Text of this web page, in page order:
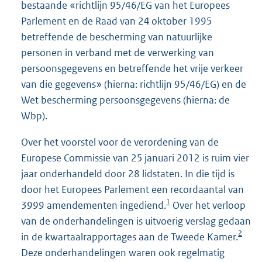
bestaande «richtlijn 95/46/EG van het Europees
Parlement en de Raad van 24 oktober 1995
betreffende de bescherming van natuurlijke
personen in verband met de verwerking van
persoonsgegevens en betreffende het vrije verkeer
van die gegevens» (hierna: richtlijn 95/46/EG) en de
Wet bescherming persoonsgegevens (hierna: de
Wbp).
Over het voorstel voor de verordening van de
Europese Commissie van 25 januari 2012 is ruim vier
jaar onderhandeld door 28 lidstaten. In die tijd is
door het Europees Parlement een recordaantal van
3999 amendementen ingediend.1 Over het verloop
van de onderhandelingen is uitvoerig verslag gedaan
in de kwartaalrapportages aan de Tweede Kamer.2
Deze onderhandelingen waren ook regelmatig